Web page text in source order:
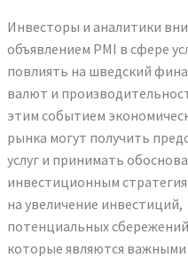
Инвесторы и аналитики
объявлением PMI в сфере
повлиять на шведский
валют и
этим событием
рынка могут получить
услуг и принимать
инвестиционным
на увеличение инвестиций,
потенциальных
которые являются